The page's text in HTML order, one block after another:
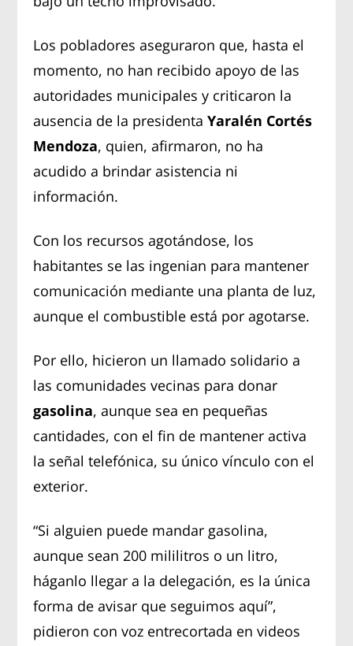
Los pobladores aseguraron que, hasta el
momento, no han recibido apoyo de las
autoridades municipales y criticaron la
ausencia de la presidentaYaralén Cortés
Mendoza, quien, afirmaron, no ha
acudido a brindar asistencia ni
información.
Con los recursos agotándose, los
habitantes se las ingenian para mantener
comunicación mediante una planta de luz,
aunque el combustible está por agotarse.
Por ello, hicieron un llamado solidario a
las comunidades vecinas para donar
gasolina, aunque sea en pequeñas
cantidades, con el fin de mantener activa
la señal telefónica, su único vínculo con el
exterior.
“Si alguien puede mandar gasolina,
aunque sean 200 mililitros o un litro,
háganlo llegar a la delegación, es la única
forma de avisar que seguimos aquí”,
pidieron con voz entrecortada en videos